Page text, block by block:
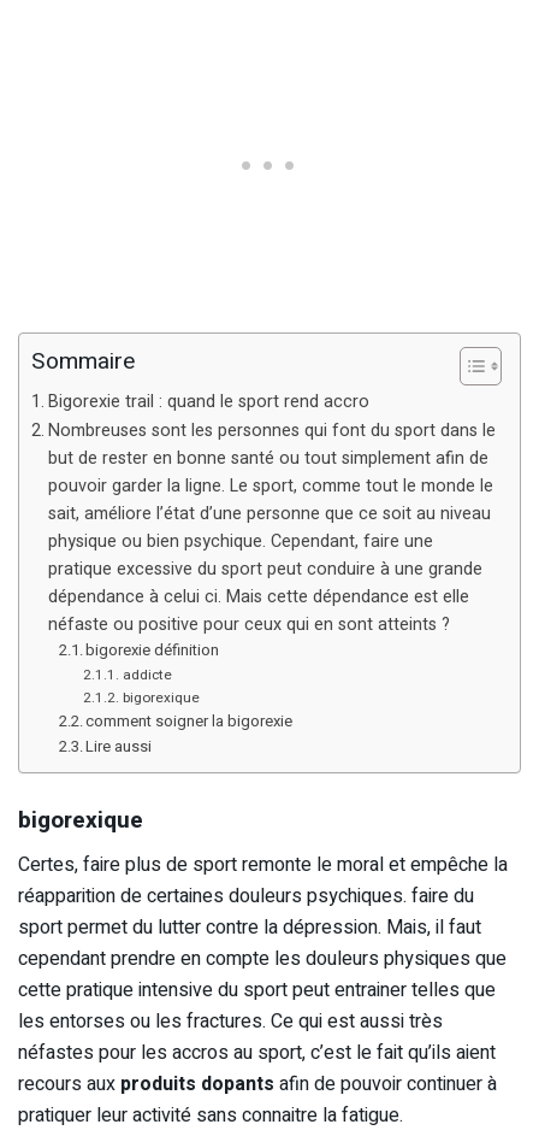
Sommaire
Bigorexie trail : quand le sport rend accro
Nombreuses sont les personnes qui font du sport dans le
but de rester en bonne santé ou tout simplement afin de
pouvoir garder la ligne. Le sport, comme tout le monde le
sait, améliore l’état d’une personne que ce soit au niveau
physique ou bien psychique. Cependant, faire une
pratique excessive du sport peut conduire à une grande
dépendance à celui ci. Mais cette dépendance est elle
néfaste ou positive pour ceux qui en sont atteints ?
bigorexie définition
addicte
bigorexique
comment soigner la bigorexie
Lire aussi
bigorexique
Certes, faire plus de sport remonte le moral et empêche la
réapparition de certaines douleurs psychiques. faire du
sport permet du lutter contre la dépression. Mais, il faut
cependant prendre en compte les douleurs physiques que
cette pratique intensive du sport peut entrainer telles que
les entorses ou les fractures. Ce qui est aussi très
néfastes pour les accros au sport, c’est le fait qu’ils aient
recours aux produits dopants afin de pouvoir continuer à
pratiquer leur activité sans connaitre la fatigue.